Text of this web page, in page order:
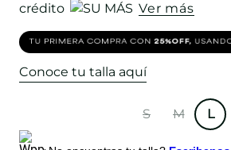
crédito
Ver más
Conoce tu talla aquí
S M L